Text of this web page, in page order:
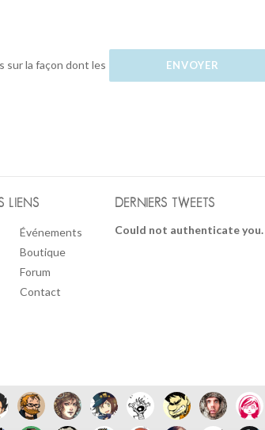
sur la façon dont les
LIENS
Événements
Boutique
Forum
Contact
DERNIERS TWEETS
Could not authenticate you.